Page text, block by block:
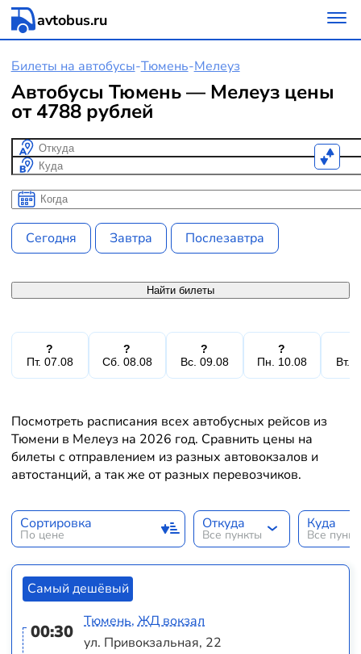
avtobus.ru
Билеты на автобусы-Тюмень-Мелеуз
Автобусы Тюмень — Мелеуз цены
от 4788 рублей
Откуда
Куда
Когда
Когда
Сегодня Завтра Послезавтра
Найти билеты
?
Пт. 07.08
?
Сб. 08.08
?
Вс. 09.08
?
Пн. 10.08
Вт.
Посмотреть расписания всех автобусных рейсов из
Тюмени в Мелеуз на 2026 год. Сравнить цены на
билеты с отправлением из разных автовокзалов и
автостанций, а так же от разных перевозчиков.
Сортировка
По цене
Откуда
Все пункты
Куда
Все
Самый дешёвый
00:30
Тюмень, ЖД вокзал
ул. Привокзальная, 22